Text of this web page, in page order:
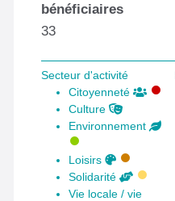
bénéficiaires
33
Secteur d'activité
Citoyenneté
Culture
Environnement
Loisirs
Solidarité
Vie locale / vie